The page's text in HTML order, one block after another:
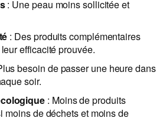
: Une peau moins sollicitée et
: Des produits complémentaires
efficacité prouvée.
besoin de passer une heure dans
soir.
: Moins de produits
moins de déchets et moins de